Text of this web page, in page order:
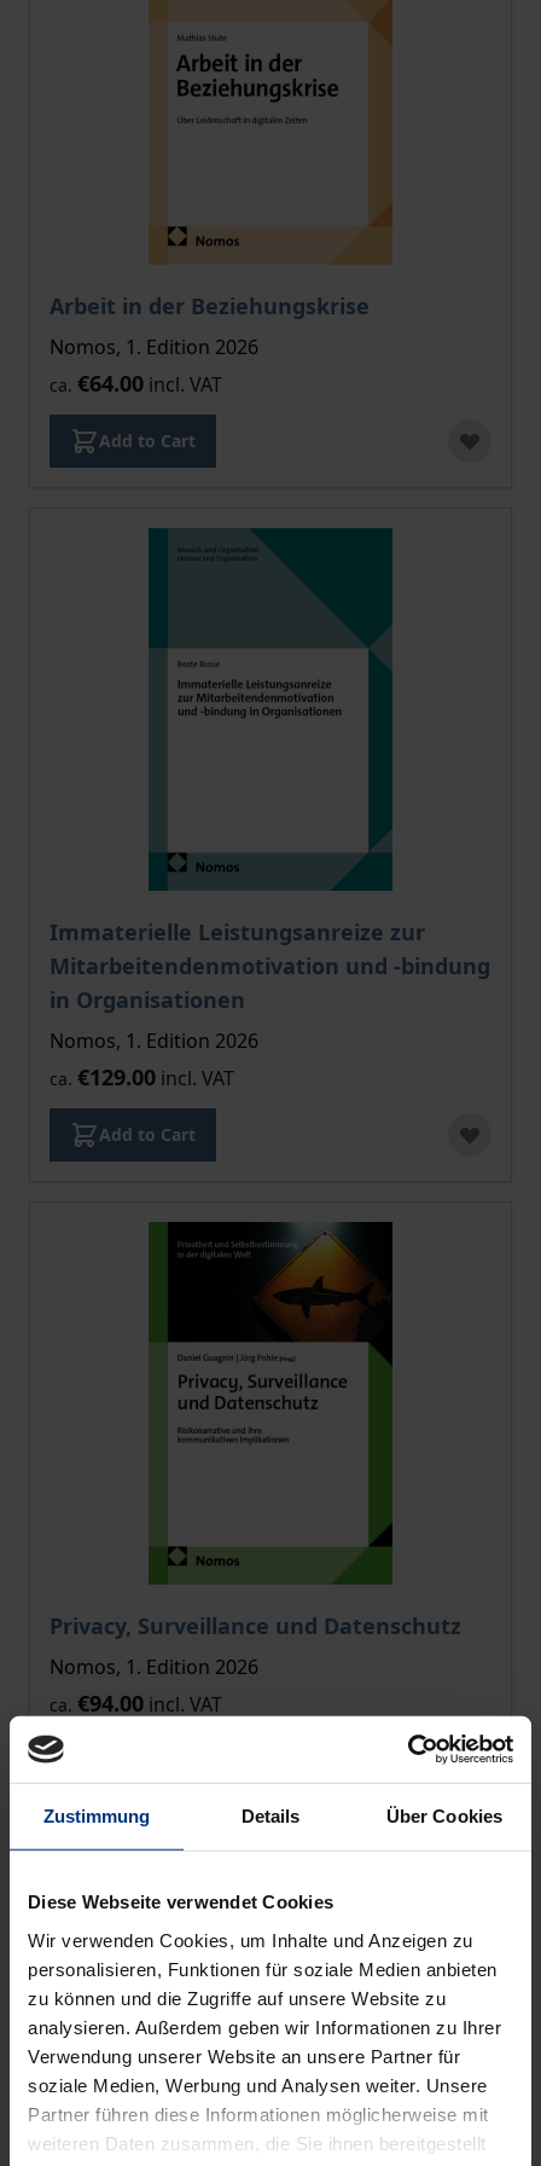
Zustimmung Details Über Cookies
Diese Webseite verwendet Cookies
Wir verwenden Cookies, um Inhalte und Anzeigen zu
personalisieren, Funktionen für soziale Medien anbieten
zu können und die Zugriffe auf unsere Website zu
analysieren. Außerdem geben wir Informationen zu Ihrer
Verwendung unserer Website an unsere Partner für
soziale Medien, Werbung und Analysen weiter. Unsere
Partner führen diese Informationen möglicherweise mit
weiteren Daten zusammen, die Sie ihnen bereitgestellt
Arbeit in der Beziehungskrise
Nomos, 1. Edition 2026
ca. €64.00 incl. VAT
Add to Cart
Immaterielle Leistungsanreize zur
Mitarbeitendenmotivation und -bindung
in Organisationen
Nomos, 1. Edition 2026
ca. €129.00 incl. VAT
Add to Cart
Privacy, Surveillance und Datenschutz
Nomos, 1. Edition 2026
ca. €94.00 incl. VAT